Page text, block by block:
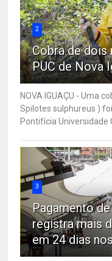
2
Cobra de dois
PUC de Nova
NOVA IGUAÇU - Uma
Spilotes sulphureus )
Pontifícia Universidade
3
Pagamento
registra mais
em 24 dias